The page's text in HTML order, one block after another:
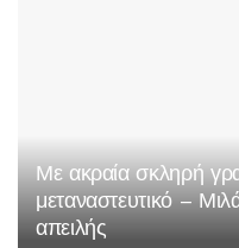
Με ακραία σκληρή
μεταναστευτικό –
απειλής